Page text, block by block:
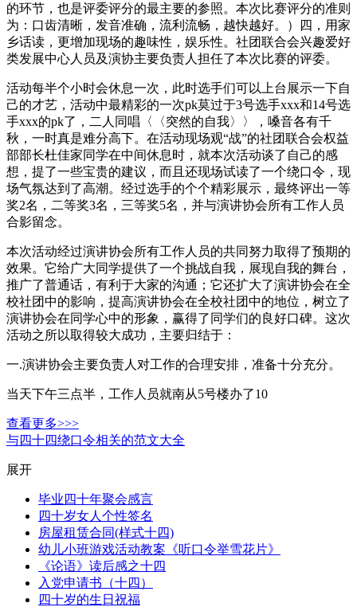
的环节，也是评委评分的最主要的参照。本次比赛评分的准则
为：口齿清晰，发音准确，流利流畅，越快越好。）四，用家
乡话读，更增加现场的趣味性，娱乐性。社团联合会兴趣爱好
类发展中心人员及演协主要负责人担任了本次比赛的评委。
活动每半个小时会休息一次，此时选手们可以上台展示一下自
己的才艺，活动中最精彩的一次pk莫过于3号选手xxx和14号选
手xxx的pk了，二人同唱〈〈突然的自我〉〉，嗓音各有千
秋，一时真是难分高下。在活动现场观“战”的社团联合会权益
部部长杜佳家同学在中间休息时，就本次活动谈了自己的感
想，提了一些宝贵的建议，而且还现场试读了一个绕口令，现
场气氛达到了高潮。经过选手的个个精彩展示，最终评出一等
奖2名，二等奖3名，三等奖5名，并与演讲协会所有工作人员
合影留念。
本次活动经过演讲协会所有工作人员的共同努力取得了预期的
效果。它给广大同学提供了一个挑战自我，展现自我的舞台，
推广了普通话，有利于大家的沟通；它还扩大了演讲协会在全
校社团中的影响，提高演讲协会在全校社团中的地位，树立了
演讲协会在同学心中的形象，赢得了同学们的良好口碑。这次
活动之所以取得较大成功，主要归结于：
一.演讲协会主要负责人对工作的合理安排，准备十分充分。
当天下午三点半，工作人员就南从5号楼办了10
查看更多>>>
与四十四绕口令相关的范文大全
展开
毕业四十年聚会感言
四十岁女人个性签名
房屋租赁合同(样式十四)
幼儿小班游戏活动教案《听口令举雪花片》
《论语》读后感之十四
入党申请书（十四）
四十岁的生日祝福